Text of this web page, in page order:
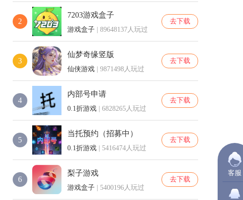
2
7203游戏盒子
游戏盒子 | 89648137人玩过
去下载
3
仙梦奇缘竖版
仙侠游戏 | 9871498人玩过
去下载
4
内部号申请
0.1折游戏 | 6828265人玩过
去下载
5
当托预约（招募中）
0.1折游戏 | 5416474人玩过
去下载
6
梨子游戏
游戏盒子 | 5400196人玩过
去下载
客服